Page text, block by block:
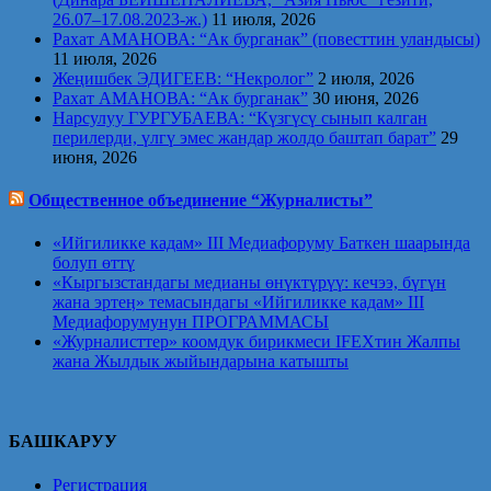
26.07–17.08.2023-ж.) 11 июля, 2026
Рахат АМАНОВА: “Ак бурганак” (повесттин уландысы)
11 июля, 2026
Жеңишбек ЭДИГЕЕВ: “Некролог” 2 июля, 2026
Рахат АМАНОВА: “Ак бурганак” 30 июня, 2026
Нарсулуу ГУРГУБАЕВА: “Күзгүсү сынып калган
перилерди, үлгү эмес жандар жолдо баштап барат” 29
июня, 2026
Общественное объединение “Журналисты”
«Ийгиликке кадам» III Медиафоруму Баткен шаарында
болуп өттү
«Кыргызстандагы медианы өнүктүрүү: кечээ, бүгүн
жана эртеӊ» темасындагы «Ийгиликке кадам» III
Медиафорумунун ПРОГРАММАСЫ
«Журналисттер» коомдук бирикмеси IFEXтин Жалпы
жана Жылдык жыйындарына катышты
БАШКАРУУ
Регистрация